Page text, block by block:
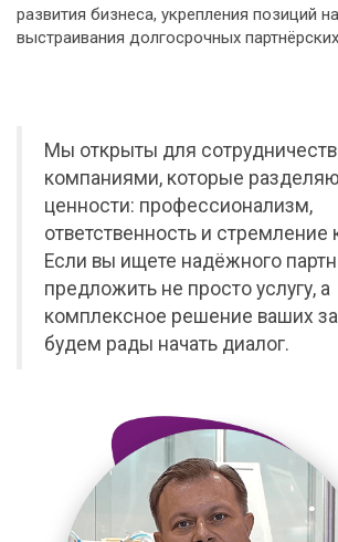
развития бизнеса, укрепления позиций
выстраивания долгосрочных
Мы открыты для
компаниями, которые
ценности: профессионализм,
ответственность и стремление
Если вы ищете надёжного
предложить не просто услугу, а
комплексное решение ваших
будем рады начать диалог.